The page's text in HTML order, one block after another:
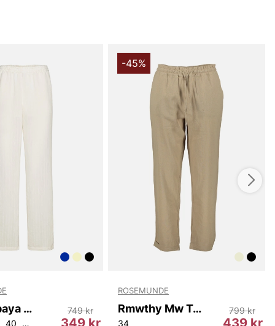
Rmwpapaya Mw Trousers
40 42
749 kr
-45%
ROSEMUNDE
Rmwthy Mw Trousers
34
799 kr